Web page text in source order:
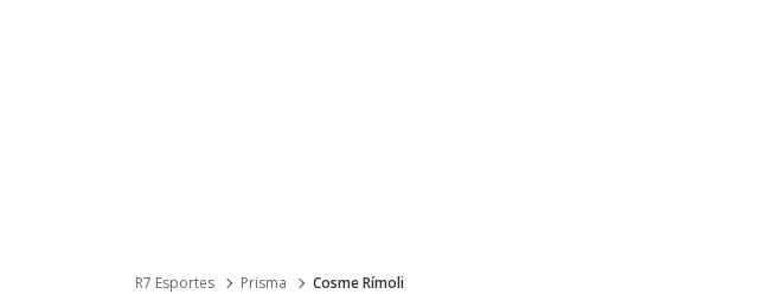
R7 Esportes Prisma Cosme Rímoli